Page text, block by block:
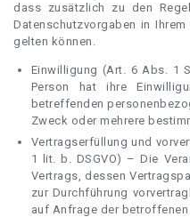
dass zusätzlich zu den
Datenschutzvorgaben in
gelten können.
Einwilligung (Art. 6 Abs. 1
Person hat ihre
betreffenden
Zweck oder mehrere
Vertragserfüllung und
1 lit. b. DSGVO) – Die
Vertrags, dessen
zur Durchführung
auf Anfrage der betroffenen